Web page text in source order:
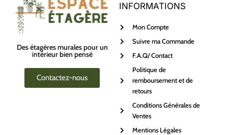
Des étagères murales pour un
intérieur bien pensé
Contactez-nous
INFORMATIONS
Mon Compte
Suivre ma Commande
F.A.Q/ Contact
Politique de
remboursement et de
retours
Conditions Générales de
Ventes
Mentions Légales